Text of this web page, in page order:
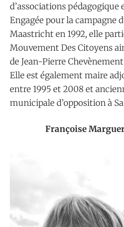
d’associations pédagogique
Engagée pour la campagne
Maastricht en 1992, elle
Mouvement Des Citoyens
de Jean-Pierre
Elle est également maire
entre 1995 et 2008 et
municipale d’opposition à
Françoise